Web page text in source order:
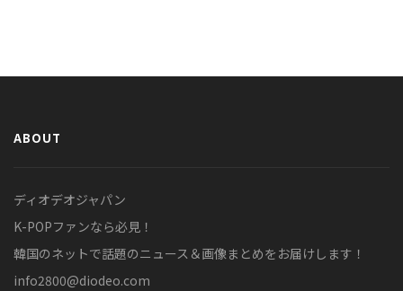
ABOUT
ディオデオジャパン
K-POPファンなら必見！
韓国のネットで話題のニュース＆画像まとめをお届けします！
info2800@diodeo.com